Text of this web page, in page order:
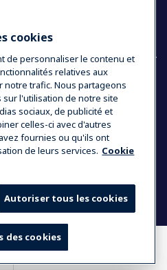
OÙ ACHETER
LANGUAGE
: FRANCE
CGV Plan du site
cookies
de personnaliser le contenu et
relatives aux
notre trafic. Nous partageons
l'utilisation de notre site
sociaux, de publicité et
celles-ci avec d'autres
fournies ou qu'ils ont
de leurs services. Cookie
Autoriser tous les cookies
des cookies